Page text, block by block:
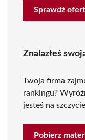
Sprawdź
Znalazłeś
Twoja firma
rankingu?
jesteś na
Pobierz